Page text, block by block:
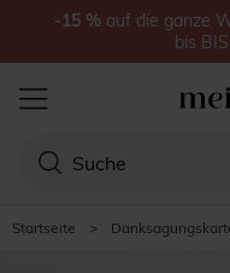
Startseite >
-15 % auf die ganze
bis